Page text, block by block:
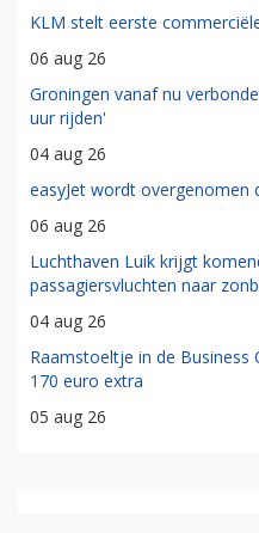
KLM stelt eerste
06 aug 26
Groningen vanaf nu
uur rijden'
04 aug 26
easyJet wordt overgenomen
06 aug 26
Luchthaven Luik krijgt
passagiersvluchten naar
04 aug 26
Raamstoeltje in de Business
170 euro extra
05 aug 26